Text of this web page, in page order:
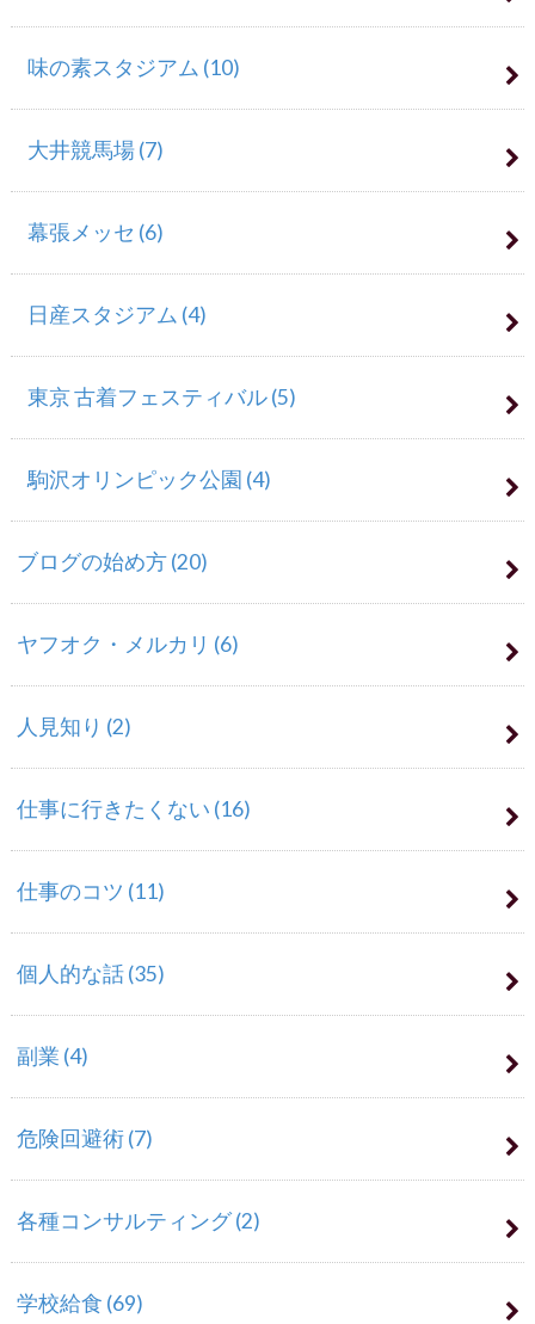
味の素スタジアム (10)
大井競馬場(7)
幕張メッセ (6)
日産スタジアム (4)
東京 古着フェスティバル(5)
駒沢オリンピック公園 (4)
ブログの始め方(20)
ヤフオク・メルカリ (6)
人見知り (2)
仕事に行きたくない (16)
仕事のコツ (11)
個人的な話(35)
副業 (4)
危険回避術(7)
各種コンサルティング(2)
学校給食 (69)